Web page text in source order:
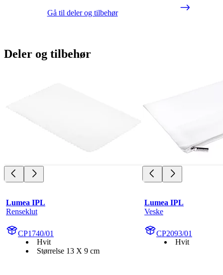
Gå til deler og tilbehør
Deler og tilbehør
Lumea IPL
Renseklut
CP1740/01
Hvit
Størrelse 13 X 9 cm
Lumea IPL
Veske
CP2093/01
Hvit